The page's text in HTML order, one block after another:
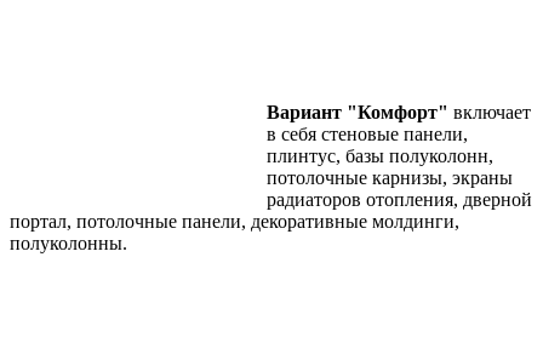
Вариант "Комфорт" включает
в себя стеновые панели,
плинтус, базы полуколонн,
потолочные карнизы, экраны
радиаторов отопления, дверной
портал, потолочные панели, декоративные молдинги,
полуколонны.